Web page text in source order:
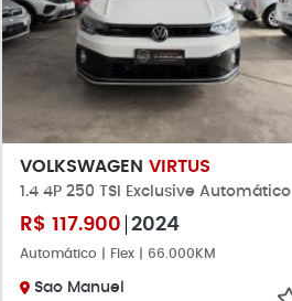
VOLKSWAGEN VIRTUS
1.4 4P 250 TSI Exclusive Automático
R$ 117.900 2024
Automático | Flex | 66.000KM
Sao Manuel